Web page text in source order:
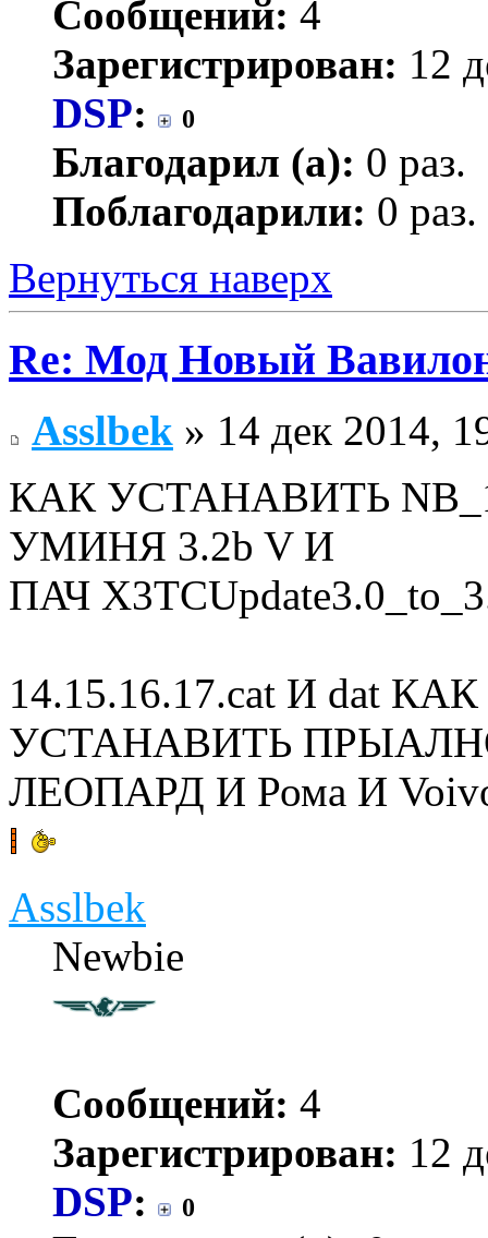
Сообщений: 4
Зарегистрирован: 12
DSP: 0
Благодарил (а): 0 раз.
Поблагодарили: 0 раз.
Вернуться наверх
Re: Мод Новый
Asslbek » 14 дек 2014,
КАК УСТАНАВИТЬ
УМИНЯ 3.2b V И
ПАЧ
14.15.16.17.cat И dat
УСТАНАВИТЬ
ЛЕОПАРД И Рома И
Asslbek
Newbie
Сообщений: 4
Зарегистрирован: 12
DSP: 0